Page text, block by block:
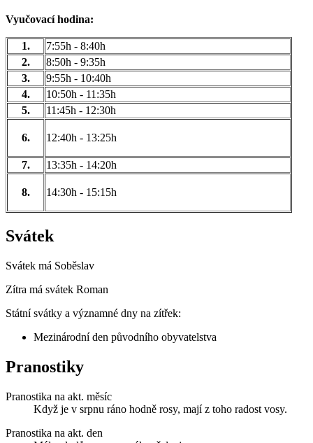
Vyučovací hodina:
1.
7:55h - 8:40h
2.
8:50h - 9:35h
3.
9:55h - 10:40h
4.
10:50h - 11:35h
5.
11:45h - 12:30h
6. 12:40h - 13:25h
7. 13:35h - 14:20h
8. 14:30h - 15:15h
Svátek
Svátek má Soběslav
Zítra má svátek Roman
Státní svátky a významné dny na zítřek:
Mezinárodní den původního obyvatelstva
Pranostiky
Pranostika na akt. měsíc
Když je v srpnu ráno hodně rosy, mají z toho radost vosy.
Pranostika na akt. den